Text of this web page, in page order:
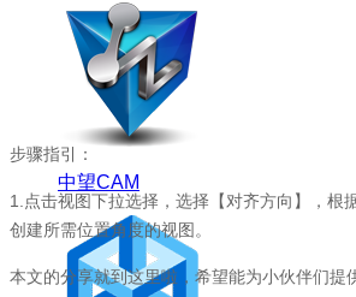
中望CAM
步骤指引：
1. 点击视图下拉选择，选择【对齐方向】，
创建所需位置角度的视图。
本文的分享就到这里啦，希望能为小伙伴们